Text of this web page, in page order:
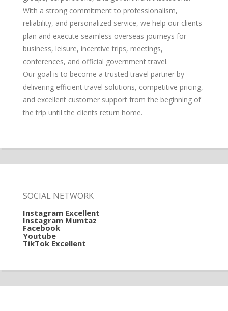
With a strong commitment to professionalism,
reliability, and personalized service, we help our clients
plan and execute seamless overseas journeys for
business, leisure, incentive trips, meetings,
conferences, and official government travel.
Our goal is to become a trusted travel partner by
delivering efficient travel solutions, competitive pricing,
and excellent customer support from the beginning of
the trip until the clients return home.
SOCIAL NETWORK
Instagram Excellent
Instagram Mumtaz
Facebook
Youtube
TikTok Excellent